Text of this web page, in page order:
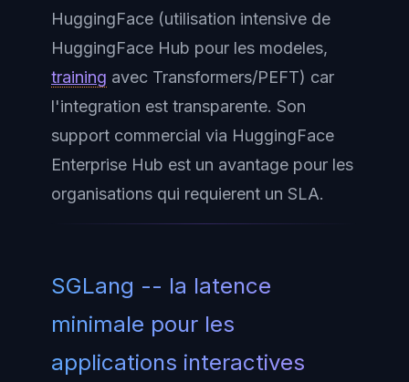
HuggingFace (utilisation intensive de
HuggingFace Hub pour les modeles,
training avec Transformers/PEFT) car
l'integration est transparente. Son
support commercial via HuggingFace
Enterprise Hub est un avantage pour les
organisations qui requierent un SLA.
SGLang -- la latence
minimale pour les
applications interactives